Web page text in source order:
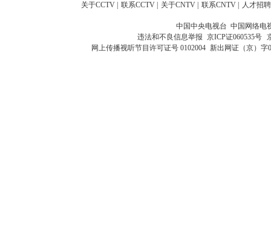
关于CCTV 联系CCTV 关于CNTV 联系CNTV 人才招聘
中国中央电视台 中国网络电
违法和不良信息举报 京ICP证060535号
网上传播视听节目许可证号 0102004 新出网证（京）